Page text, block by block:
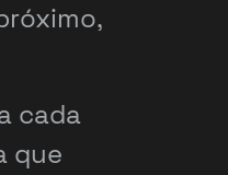
cada
que